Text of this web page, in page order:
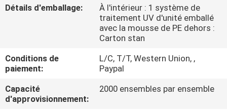
CONTRÔLE
CONTACTEZ-
NOUS
Détails d'emballage:
À l'intérieur : 1 système de
traitement UV d'unité emballé
avec la mousse de PE dehors :
Carton stan
Conditions de
paiement:
L/C, T/T, Western Union, ,
Paypal
Capacité
d'approvisionnement:
2000 ensembles par ensemble